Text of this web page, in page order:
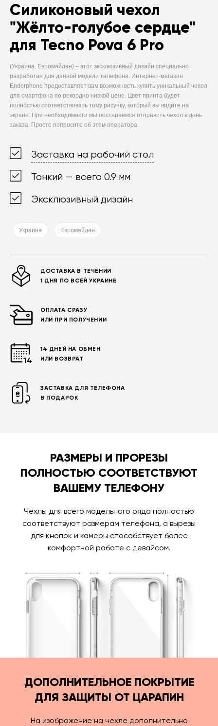
Силиконовый чехол
"Жёлто-голубое сердце"
для Tecno Pova 6 Pro
(Украина, Евромайдан) – этот эксклюзивный дизайн специально
разработан для данной модели телефона. Интернет-магазин
Endorphone предоставляет вам возможность купить уникальный чехол
для смартфона по рекордно низкой цене. Цвет принта будет
полностью соответствовать тому рисунку, который вы видите на
экране. При необходимости мы постараемся отправить чехол в день
заказа. Просто попросите об этом оператора.
Заставка на рабочий стол
Тонкий — всего 0.9 мм
Эксклюзивный дизайн
Украина Евромайдан
ДОСТАВКА В ТЕЧЕНИИ
1 ДНЯ ПО ВСЕЙ УКРАИНЕ
ОПЛАТА СРАЗУ
ИЛИ ПРИ ПОЛУЧЕНИИ
14 ДНЕЙ НА ОБМЕН
ИЛИ ВОЗВРАТ
ЗАСТАВКА ДЛЯ ТЕЛЕФОНА
В ПОДАРОК
РАЗМЕРЫ И ПРОРЕЗЫ
ПОЛНОСТЬЮ СООТВЕТСТВУЮТ
ВАШЕМУ ТЕЛЕФОНУ
Чехлы для всего модельного ряда полностью
соответствуют размерам телефона, а вырезы
для кнопок и камеры способствует более
комфортной работе с девайсом.
ДОПОЛНИТЕЛЬНОЕ ПОКРЫТИЕ
ДЛЯ ЗАЩИТЫ ОТ ЦАРАПИН
На изображение на чехле дополнительно